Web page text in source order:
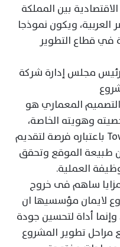
بين المملكة
ويكون نموذجا
في قطاع التطوير
مجلس إدارة شركة
المعماري هو
وهويته الخاصة،
ولذلك تعاملنا مع مشروع Town Ten باعتباره فرصة لتقديم
طبيعة الموقع وتحقق
العملية.
ساهم فى خروج
لايمان مؤسسيها ان
أداة لتحسين جودة
تطوير المشروع